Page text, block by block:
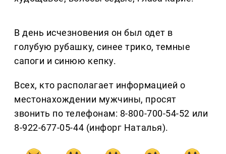
В день исчезновения он был одет в
голубую рубашку, синее трико, темные
сапоги и синюю кепку.
Всех, кто располагает информацией о
местонахождении мужчины, просят
звонить по телефонам: 8-800-700-54-52 или
8-922-677-05-44 (инфорг Наталья).